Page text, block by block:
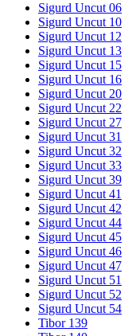
Sigurd Uncut 06
Sigurd Uncut 10
Sigurd Uncut 12
Sigurd Uncut 13
Sigurd Uncut 15
Sigurd Uncut 16
Sigurd Uncut 20
Sigurd Uncut 22
Sigurd Uncut 27
Sigurd Uncut 31
Sigurd Uncut 32
Sigurd Uncut 33
Sigurd Uncut 39
Sigurd Uncut 41
Sigurd Uncut 42
Sigurd Uncut 44
Sigurd Uncut 45
Sigurd Uncut 46
Sigurd Uncut 47
Sigurd Uncut 51
Sigurd Uncut 52
Sigurd Uncut 54
Tibor 139